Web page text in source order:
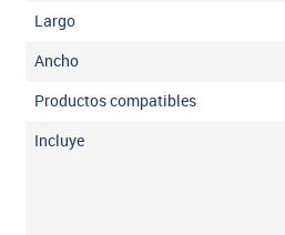
Largo
Ancho
Productos compatibles
Incluye